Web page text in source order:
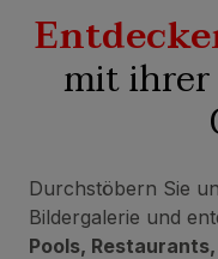
mit
Durchstöbern Sie
Bildergalerie und
Pools,